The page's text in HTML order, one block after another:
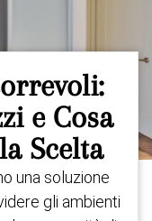
e Cosa
Scelta
una soluzione
gli ambienti